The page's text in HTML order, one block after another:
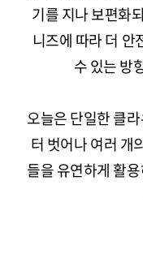
기를 지나 보편화
니즈에 따라 더
수 있는 방
오늘은 단일한 클
터 벗어나 여러 개
들을 유연하게 활